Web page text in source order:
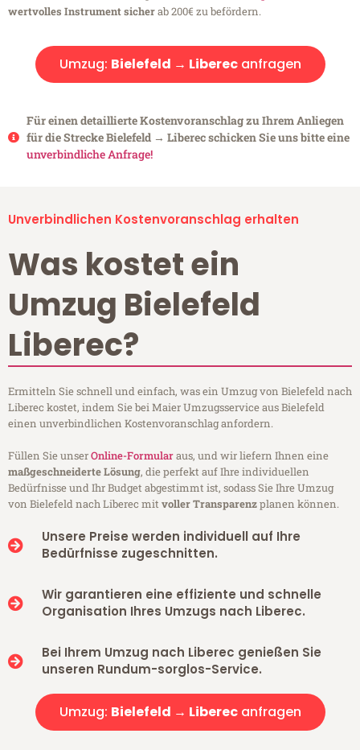
wertvolles Instrument sicherab 200€ zu befördern.
Umzug: Bielefeld → Liberecanfragen
Für einen detaillierte Kostenvoranschlag zu Ihrem Anliegen
für die Strecke Bielefeld → Liberec schicken Sie uns bitte eine
unverbindliche Anfrage!
Unverbindlichen Kostenvoranschlag erhalten
Was kostet ein
Umzug Bielefeld
Liberec?
Ermitteln Sie schnell und einfach, was ein Umzug von Bielefeld nach
Liberec kostet, indem Sie bei Maier Umzugsservice aus Bielefeld
einen unverbindlichen Kostenvoranschlag anfordern.
Füllen Sie unserOnline-Formularaus, und wir liefern Ihnen eine
maßgeschneiderte Lösung, die perfekt auf Ihre individuellen
Bedürfnisse und Ihr Budget abgestimmt ist, sodass Sie Ihre Umzug
von Bielefeld nach Liberec mitvoller Transparenzplanen können.
Unsere Preise werden individuell auf Ihre
Bedürfnisse zugeschnitten.
Wir garantieren eine effiziente und schnelle
Organisation Ihres Umzugs nach Liberec.
Bei Ihrem Umzug nach Liberec genießen Sie
unseren Rundum-sorglos-Service.
Umzug: Bielefeld → Liberecanfragen